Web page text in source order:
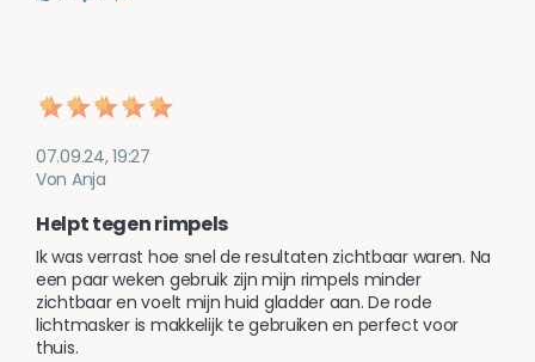
07.09.24, 19:27
Von Anja
Helpt tegen rimpels
Ik was verrast hoe snel de resultaten zichtbaar waren. Na
een paar weken gebruik zijn mijn rimpels minder
zichtbaar en voelt mijn huid gladder aan. De rode
lichtmasker is makkelijk te gebruiken en perfect voor
thuis.